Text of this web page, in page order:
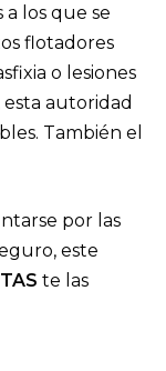
los que se
flotadores
o lesiones
autoridad
También el
por las
este
te las